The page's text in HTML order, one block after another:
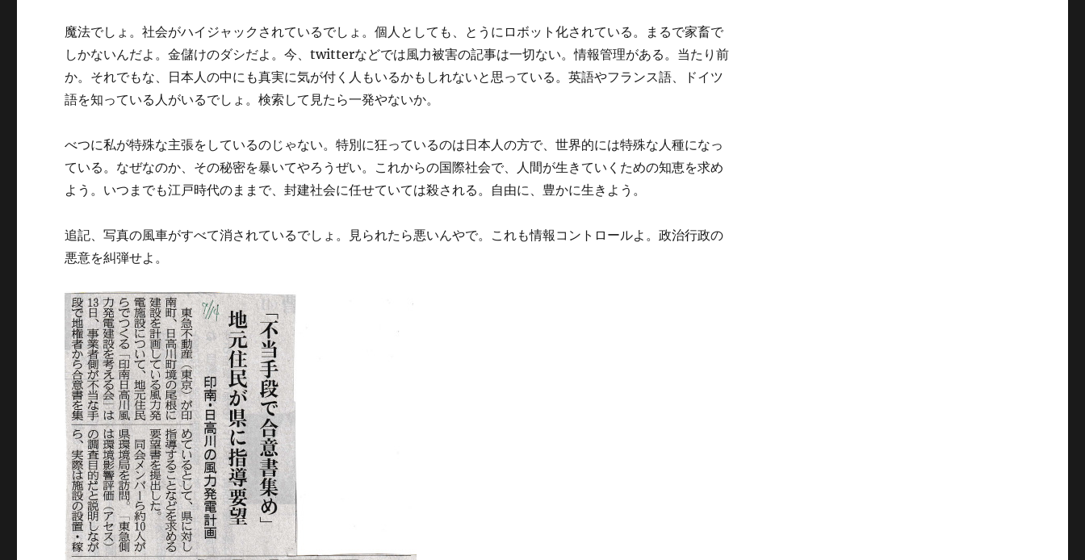
魔法でしょ。社会がハイジャックされているでしょ。個人としても、とうにロボット化されている。まるで家畜で
しかないんだよ。金儲けのダシだよ。今、twitterなどでは風力被害の記事は一切ない。情報管理がある。当たり前
か。それでもな、日本人の中にも真実に気が付く人もいるかもしれないと思っている。英語やフランス語、ドイツ
語を知っている人がいるでしょ。検索して見たら一発やないか。
べつに私が特殊な主張をしているのじゃない。特別に狂っているのは日本人の方で、世界的には特殊な人種になっ
ている。なぜなのか、その秘密を暴いてやろうぜい。これからの国際社会で、人間が生きていくための知恵を求め
よう。いつまでも江戸時代のままで、封建社会に任せていては殺される。自由に、豊かに生きよう。
追記、写真の風車がすべて消されているでしょ。見られたら悪いんやで。これも情報コントロールよ。政治行政の
悪意を糾弾せよ。